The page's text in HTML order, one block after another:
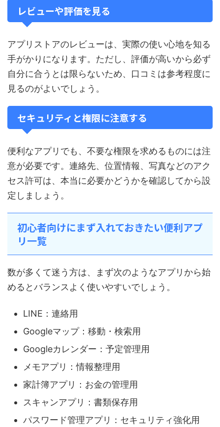
レビューや評価を見る
アプリストアのレビューは、実際の使い心地を知る
手がかりになります。ただし、評価が高いから必ず
自分に合うとは限らないため、口コミは参考程度に
見るのがよいでしょう。
セキュリティと権限に注意する
便利なアプリでも、不要な権限を求めるものには注
意が必要です。連絡先、位置情報、写真などのアク
セス許可は、本当に必要かどうかを確認してから設
定しましょう。
初心者向けにまず入れておきたい便利アプ
リ一覧
数が多くて迷う方は、まず次のようなアプリから始
めるとバランスよく使いやすいでしょう。
LINE：連絡用
Googleマップ：移動・検索用
Googleカレンダー：予定管理用
メモアプリ：情報整理用
家計簿アプリ：お金の管理用
スキャンアプリ：書類保存用
パスワード管理アプリ：セキュリティ強化用